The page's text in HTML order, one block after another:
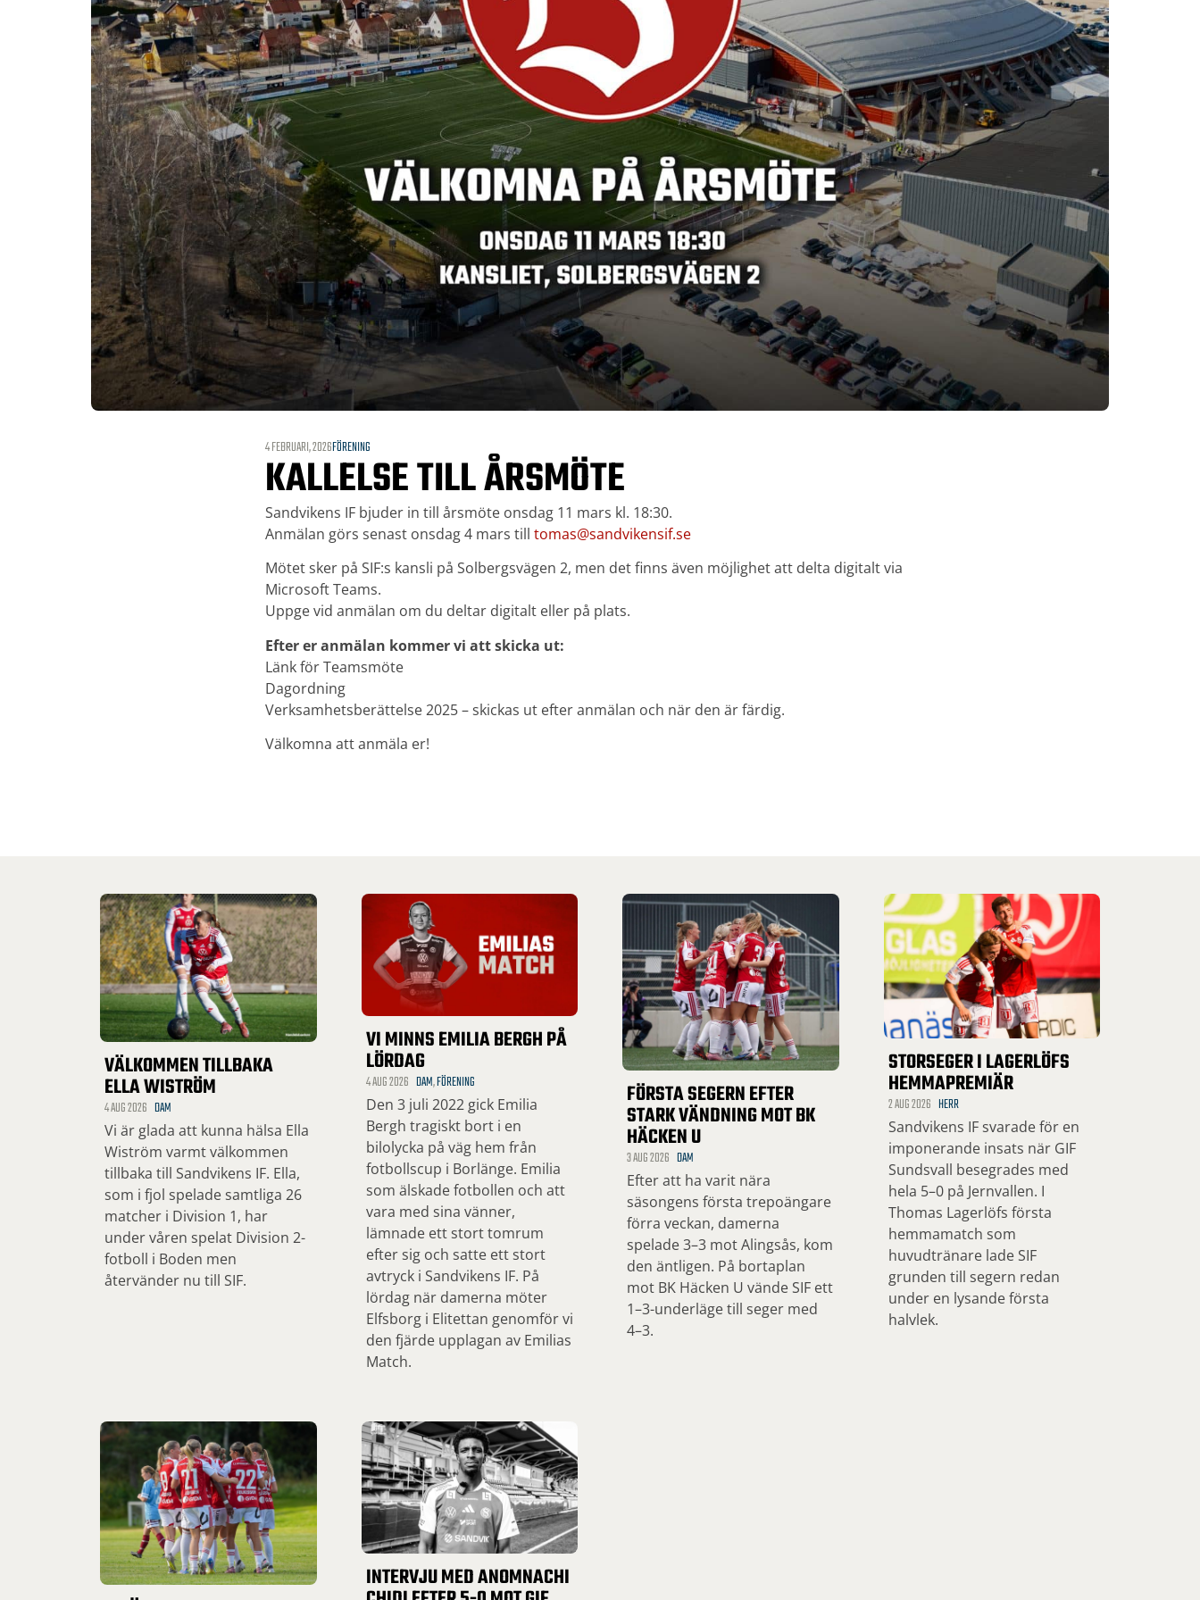
4 FEBRUARI, 2026FÖRENING
KALLELSE TILL ÅRSMÖTE
Sandvikens IF bjuder in till årsmöte onsdag 11 mars kl. 18:30.
Anmälan görs senast onsdag 4 mars till tomas@sandvikensif.se
Mötet sker på SIF:s kansli på Solbergsvägen 2, men det finns även möjlighet att delta digitalt via
Microsoft Teams.
Uppge vid anmälan om du deltar digitalt eller på plats.
Efter er anmälan kommer vi att skicka ut:
Länk för Teamsmöte
Dagordning
Verksamhetsberättelse 2025 – skickas ut efter anmälan och när den är färdig.
Välkomna att anmäla er!
VÄLKOMMEN TILLBAKA
ELLA WISTRÖM
4 AUG 2026 DAM
Vi är glada att kunna hälsa Ella
Wiström varmt välkommen
tillbaka till Sandvikens IF. Ella,
som i fjol spelade samtliga 26
matcher i Division 1, har
under våren spelat Division 2-
fotboll i Boden men
återvänder nu till SIF.
VI MINNS EMILIA BERGH PÅ
LÖRDAG
4 AUG 2026 DAM,FÖRENING
Den 3 juli 2022 gick Emilia
Bergh tragiskt bort i en
bilolycka på väg hem från
fotbollscup i Borlänge. Emilia
som älskade fotbollen och att
vara med sina vänner,
lämnade ett stort tomrum
efter sig och satte ett stort
avtryck i Sandvikens IF. På
lördag när damerna möter
Elfsborg i Elitettan genomför vi
den fjärde upplagan av Emilias
Match.
FÖRSTA SEGERN EFTER
STARK VÄNDNING MOT BK
HÄCKEN U
3 AUG 2026 DAM
Efter att ha varit nära
säsongens första trepoängare
förra veckan, damerna
spelade 3–3 mot Alingsås, kom
den äntligen. På bortaplan
mot BK Häcken U vände SIF ett
1–3-underläge till seger med
4–3.
STORSEGER I LAGERLÖFS
HEMMAPREMIÄR
2 AUG 2026 HERR
Sandvikens IF svarade för en
imponerande insats när GIF
Sundsvall besegrades med
hela 5–0 på Jernvallen. I
Thomas Lagerlöfs första
hemmamatch som
huvudtränare lade SIF
grunden till segern redan
under en lysande första
halvlek.
INTERVJU MED ANOMNACHI